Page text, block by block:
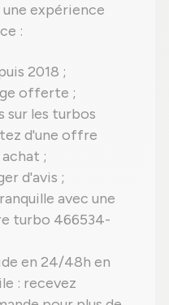
expérience
:
2018 ;
offerte ;
sur les turbos
d'une offre
;
d'avis ;
avec une
turbo 466534-
en 24/48h en
: recevez